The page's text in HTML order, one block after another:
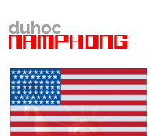
TRANG CHỦ
QUỐC GIA